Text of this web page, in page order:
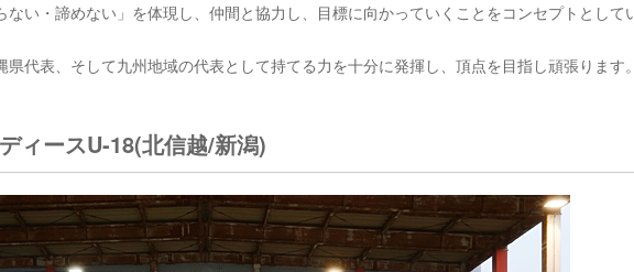
い・諦めない」を体現し、仲間と協力し、目標に向かっていくことをコンセプトとして
代表、そして九州地域の代表として持てる力を十分に発揮し、頂点を目指し頑張ります。
ィースU-18(北信越/新潟)